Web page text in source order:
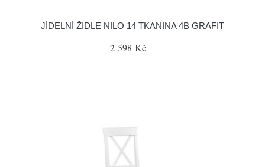
JÍDELNÍ ŽIDLE NILO 14 TKANINA 4B GRAFIT
2 598 Kč